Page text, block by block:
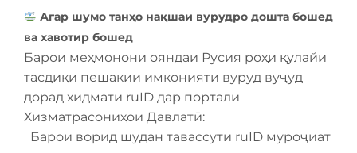
Агар шумо танҳо нақшаи вурудро дошта бошед
ва хавотир бошед
Барои меҳмонони ояндаи Русия роҳи қулайи
тасдиқи пешакии имконияти вуруд вуҷуд
дорад хидмати ruID дар портали
Хизматрасониҳои Давлатӣ:
️ ️ Барои ворид шудан тавассути ruID муроҷиат